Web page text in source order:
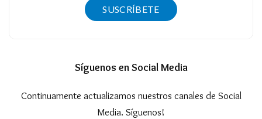
SUSCRÍBETE
Síguenos en Social Media
Continuamente actualizamos nuestros canales de Social
Media. Síguenos!